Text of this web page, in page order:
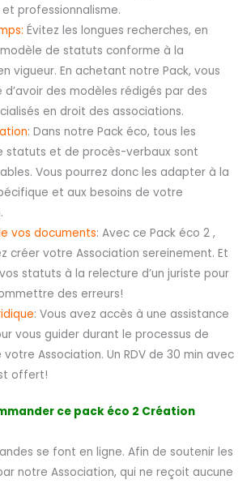
professionnalisme.
Évitez les longues recherches, en
modèle de statuts conforme à la
vigueur. En achetant notre Pack, vous
d’avoir des modèles rédigés par des
en droit des associations.
: Dans notre Pack éco, tous les
statuts et de procès-verbaux sont
Vous pourrez donc les adapter à la
et aux besoins de votre
vos documents: Avec ce Pack éco 2 ,
créer votre Association sereinement. Et
statuts à la relecture d’un juriste pour
des erreurs!
: Vous avez accès à une assistance
vous guider durant le processus de
Association. Un RDV de 30 min avec
offert!
ce pack éco 2 Création
se font en ligne. Afin de soutenir les
notre Association, qui ne reçoit aucune